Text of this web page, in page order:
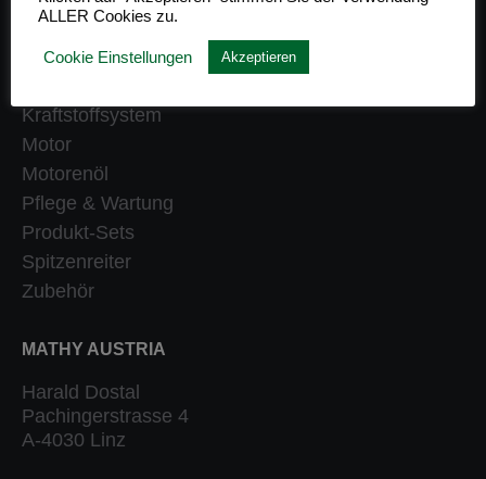
Getriebe
Heizung
Kraftstoffsystem
Motor
Motorenöl
Pflege & Wartung
Produkt-Sets
Spitzenreiter
Zubehör
MATHY AUSTRIA
Harald Dostal
Pachingerstrasse 4
A-4030 Linz
ALLER Cookies zu.
Cookie Einstellungen Akzeptieren